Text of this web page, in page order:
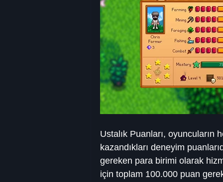
Ustalık Puanları,
kazandıkları deneyim
gereken para birimi olarak
için toplam 100.000 puan